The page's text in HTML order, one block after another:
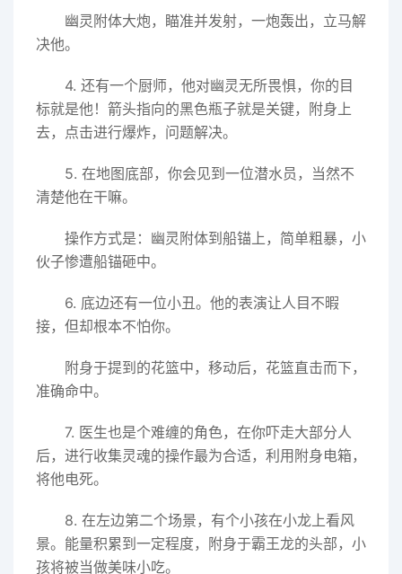
幽灵附体大炮，瞄准并发射，一炮轰出，立马解
决他。
4. 还有一个厨师，他对幽灵无所畏惧，你的目
标就是他！箭头指向的黑色瓶子就是关键，附身上
去，点击进行爆炸，问题解决。
5. 在地图底部，你会见到一位潜水员，当然不
清楚他在干嘛。
操作方式是：幽灵附体到船锚上，简单粗暴，小
伙子惨遭船锚砸中。
6. 底边还有一位小丑。他的表演让人目不暇
接，但却根本不怕你。
附身于提到的花篮中，移动后，花篮直击而下，
准确命中。
7. 医生也是个难缠的角色，在你吓走大部分人
后，进行收集灵魂的操作最为合适，利用附身电箱，
将他电死。
8. 在左边第二个场景，有个小孩在小龙上看风
景。能量积累到一定程度，附身于霸王龙的头部，小
孩将被当做美味小吃。